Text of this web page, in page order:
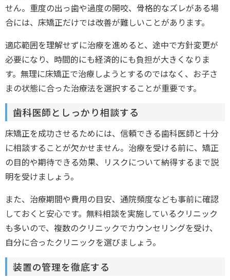
せん。重度の出っ歯や過度の開咬、骨格的なズレがある場
合には、床矯正だけでは改善が難しいことがあります。
適応範囲を理解せずに治療を進めると、途中で方針変更が
必要になり、時間的にも経済的にも負担が大きくなりま
す。無理に床矯正で治療しようとするのではなく、お子さ
まの状態に合った治療法を選択することが重要です。
歯科医師としっかり相談する
床矯正を成功させるためには、信頼できる歯科医師と十分
に相談することが欠かせません。治療を受ける前に、矯正
の目的や期待できる効果、リスクについて納得するまで説
明を受けましょう。
また、治療期間や費用の目安、通院頻度なども事前に確認
しておくと安心です。無料相談を実施しているクリニック
も多いので、複数のクリニックでカウンセリングを受け、
自分に合ったクリニックを選びましょう。
装置の管理を徹底する